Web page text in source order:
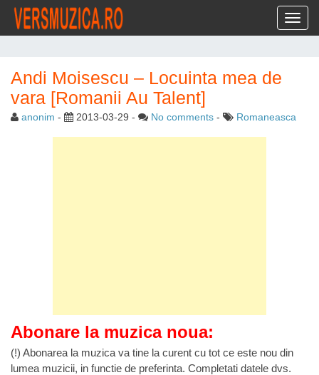
Andi Moisescu – Locuinta mea de
vara [Romanii Au Talent]
anonim - 2013-03-29 - No comments - Romaneasca
Abonare la muzica noua:
(!) Abonarea la muzica va tine la curent cu tot ce este nou din
lumea muzicii, in functie de preferinta. Completati datele dvs.